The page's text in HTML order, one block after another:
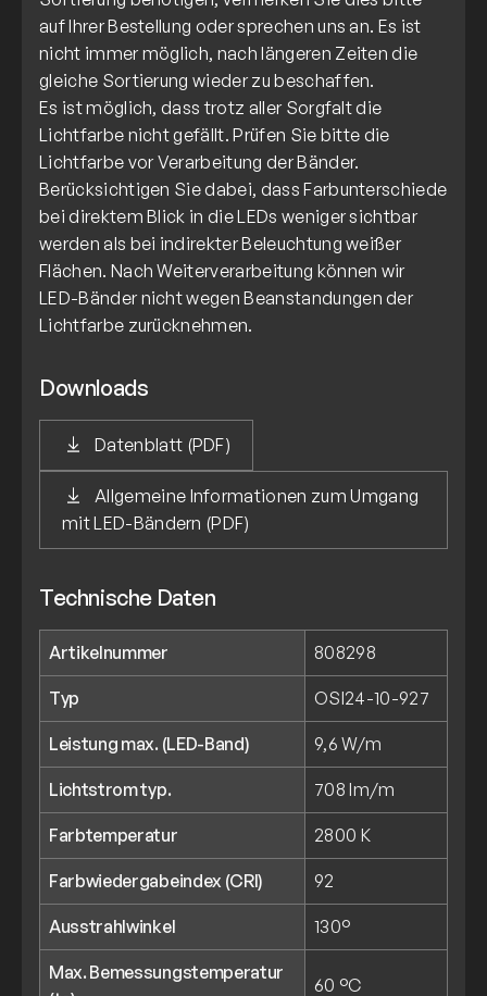
auf Ihrer Bestellung oder sprechen uns an. Es ist
nicht immer möglich, nach längeren Zeiten die
gleiche Sortierung wieder zu beschaffen.
Es ist möglich, dass trotz aller Sorgfalt die
Lichtfarbe nicht gefällt. Prüfen Sie bitte die
Lichtfarbe vor Verarbeitung der Bänder.
Berücksichtigen Sie dabei, dass Farbunterschiede
bei direktem Blick in die LEDs weniger sichtbar
werden als bei indirekter Beleuchtung weißer
Flächen. Nach Weiterverarbeitung können wir
LED-Bänder nicht wegen Beanstandungen der
Lichtfarbe zurücknehmen.
Downloads
Datenblatt (PDF)
Allgemeine Informationen zum Umgang
mit LED-Bändern (PDF)
Technische Daten
Artikelnummer 808298
Typ OSI24-10-927
Leistung max. (LED-Band) 9,6 W/m
Lichtstrom typ. 708 lm/m
Farbtemperatur 2800 K
Farbwiedergabeindex (CRI) 92
Ausstrahlwinkel 130°
Max. Bemessungstemperatur
60 °C